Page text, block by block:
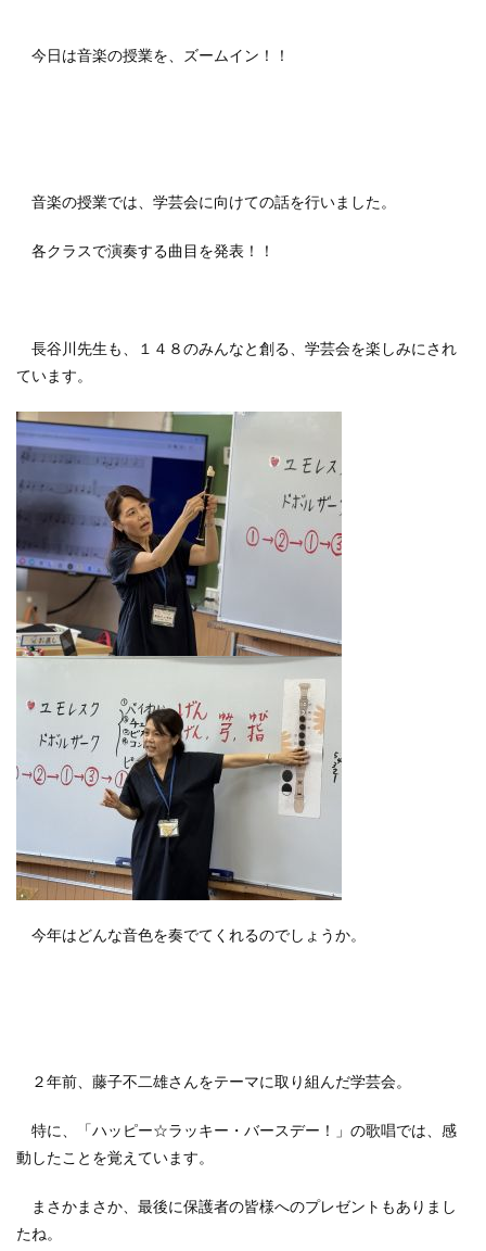
今日は音楽の授業を、ズームイン！！
音楽の授業では、学芸会に向けての話を行いました。
各クラスで演奏する曲目を発表！！
長谷川先生も、１４８のみんなと創る、学芸会を楽しみにされ
ています。
今年はどんな音色を奏でてくれるのでしょうか。
２年前、藤子不二雄さんをテーマに取り組んだ学芸会。
特に、「ハッピー☆ラッキー・バースデー！」の歌唱では、感
動したことを覚えています。
まさかまさか、最後に保護者の皆様へのプレゼントもありまし
たね。